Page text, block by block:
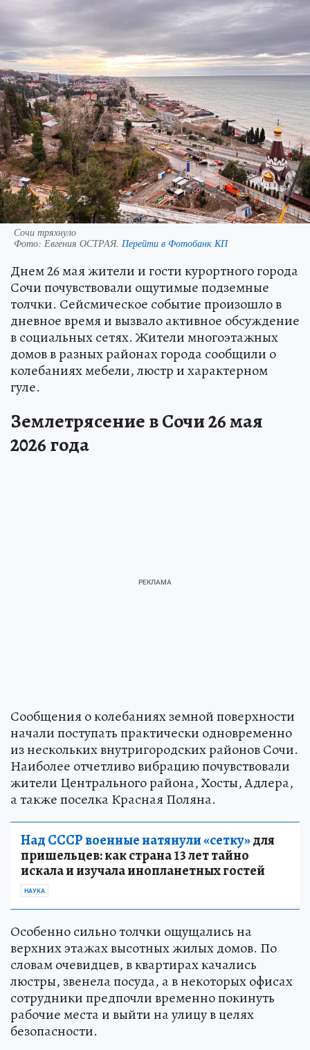
Сочи тряхнуло
Фото: Евгения ОСТРАЯ. Перейти в Фотобанк КП
Днем 26 мая жители и гости курортного города
Сочи почувствовали ощутимые подземные
толчки. Сейсмическое событие произошло в
дневное время и вызвало активное обсуждение
в социальных сетях. Жители многоэтажных
домов в разных районах города сообщили о
колебаниях мебели, люстр и характерном
гуле.
Землетрясение в Сочи 26 мая
2026 года
Сообщения о колебаниях земной поверхности
начали поступать практически одновременно
из нескольких внутригородских районов Сочи.
Наиболее отчетливо вибрацию почувствовали
жители Центрального района, Хосты, Адлера,
а также поселка Красная Поляна.
Над СССР военные натянули «сетку»для
пришельцев: как страна 13 лет тайно
искала и изучала инопланетных гостей
НАУКА
Особенно сильно толчки ощущались на
верхних этажах высотных жилых домов. По
словам очевидцев, в квартирах качались
люстры, звенела посуда, а в некоторых офисах
сотрудники предпочли временно покинуть
рабочие места и выйти на улицу в целях
безопасности.